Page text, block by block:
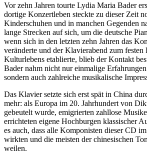
Vor zehn Jahren tourte Lydia Maria Bader
dortige Konzertleben steckte zu dieser Zeit
Kinderschuhen und in manchen Gegenden
lange Strecken auf sich, um die deutsche
wenn sich in den letzten zehn Jahren das
veränderte und der Klavierabend zum festen
Kulturlebens etablierte, blieb der Kontakt
Bader nahm nicht nur einmalige
sondern auch zahlreiche musikalische
Das Klavier setzte sich erst spät in China
mehr: als Europa im 20. Jahrhundert von
gebeutelt wurde, emigrierten zahllose
errichteten eigene Hochburgen klassischer
es auch, dass alle Komponisten dieser CD
wirkten und die meisten der chinesischen
weilen.